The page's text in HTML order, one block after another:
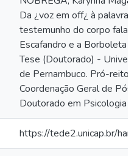
Da ¿voz em off¿ à palavra
testemunho do corpo
Escafandro e a Borboleta
Tese (Doutorado) -
de Pernambuco. Pró-
Coordenação Geral de
Doutorado em Psicologia
https://tede2.unicap.br/